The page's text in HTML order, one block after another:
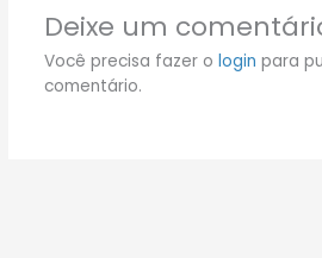
Deixe um
Você precisa fazer o login para
comentário.